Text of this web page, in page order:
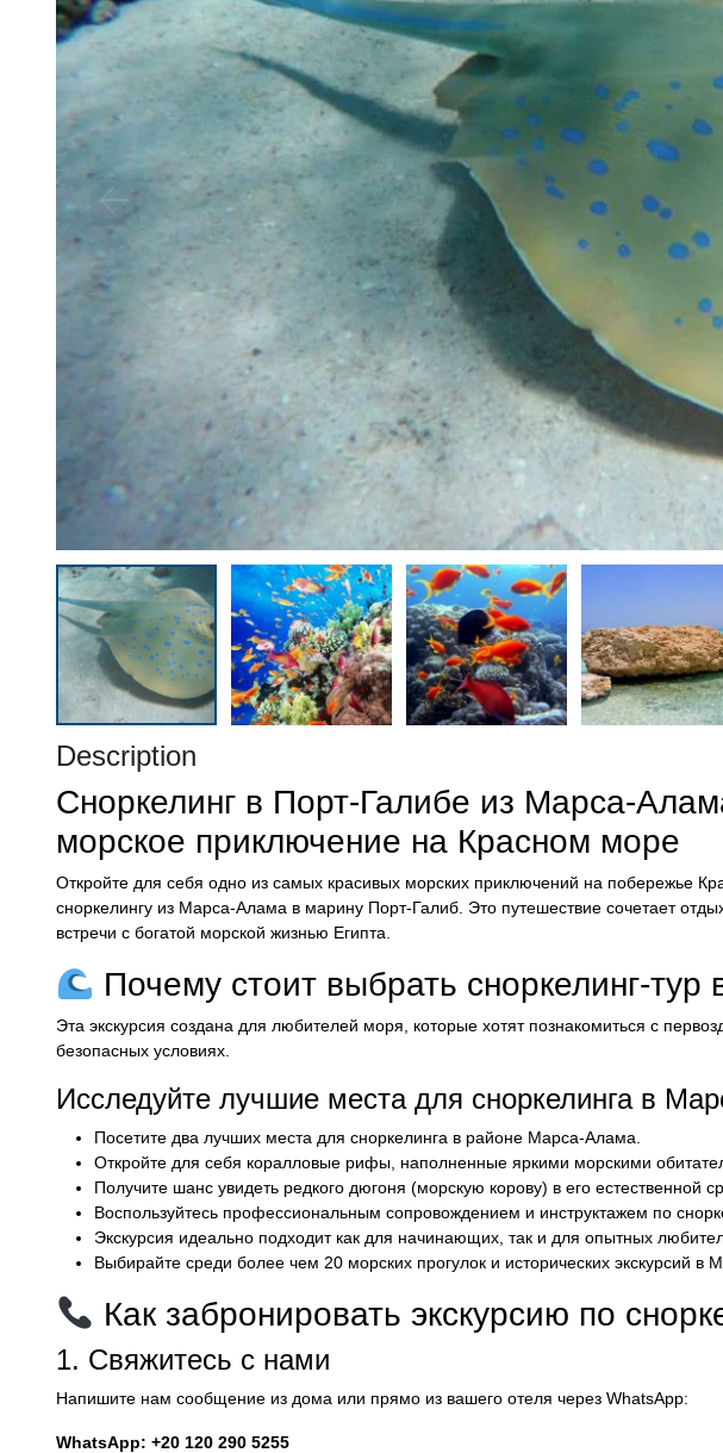
Description
Сноркелинг в Порт-Галибе из Марса-
морское приключение на Красном море
Откройте для себя одно из самых красивых морских приключений на побережье
сноркелингу из Марса-Алама в марину Порт-Галиб. Это путешествие сочетает
встречи с богатой морской жизнью Египта.
Почему стоит выбрать сноркелинг-тур
Эта экскурсия создана для любителей моря, которые хотят познакомиться с
безопасных условиях.
Исследуйте лучшие места для сноркелинга в
Посетите два лучших места для сноркелинга в районе Марса-Алама.
Откройте для себя коралловые рифы, наполненные яркими морскими
Получите шанс увидеть редкого дюгоня (морскую корову) в его естественной
Воспользуйтесь профессиональным сопровождением и инструктажем по
Экскурсия идеально подходит как для начинающих, так и для опытных
Выбирайте среди более чем 20 морских прогулок и исторических экскурсий в
Как забронировать экскурсию по
1. Свяжитесь с нами
Напишите нам сообщение из дома или прямо из вашего отеля через WhatsApp:
WhatsApp: +20 120 290 5255